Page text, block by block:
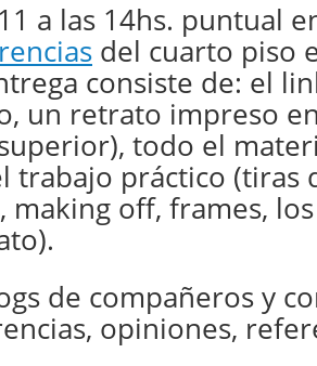
a las 14hs. puntual
del cuarto piso
consiste de: el
un retrato impreso
todo el
trabajo práctico (tiras
making off, frames,
de compañeros y
opiniones,